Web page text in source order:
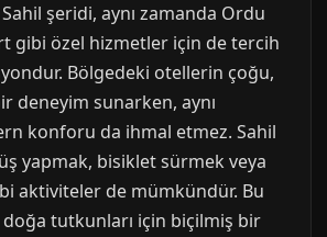
şeridi, aynı zamanda Ordu
gibi özel hizmetler için de tercih
Bölgedeki otellerin çoğu,
deneyim sunarken, aynı
konforu da ihmal etmez. Sahil
yapmak, bisiklet sürmek veya
aktiviteler de mümkündür. Bu
tutkunları için biçilmiş bir